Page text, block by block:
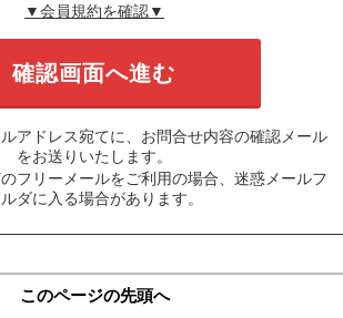
▼会員規約を確認▼
アドレス宛てに、お問合せ内容の確認メール
をお送りいたします。
フリーメールをご利用の場合、迷惑メールフ
ダに入る場合があります。
このページの先頭へ